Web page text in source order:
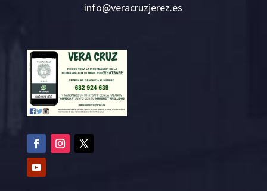
se.ze
rejzu
rcare
v@ofn
i